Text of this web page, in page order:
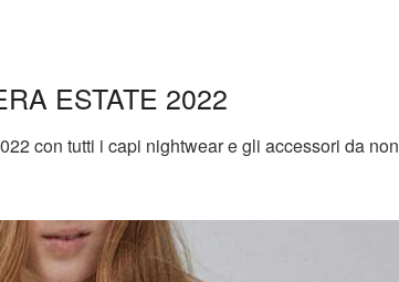
ESTATE 2022
con tutti i capi nightwear e gli accessori da non